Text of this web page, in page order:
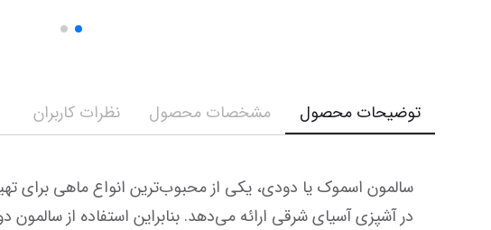
توضیحات محصول مشخصات محصول نظرات کاربران
در آشپزی آسیای شرقی ارائه می‌دهد. بنابراین استفاده از سالمون دودی باعث ارتقای کیفیت و طعم سوشی‌های شما می‌شود و جلوه‌ای زیبا و حرفه‌ای به غذا می‌بخشد.